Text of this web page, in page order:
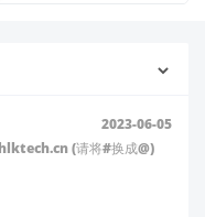
木材中的白蚁检测。
昆虫探测雷达模
2023-06-05
(请将#换成@)